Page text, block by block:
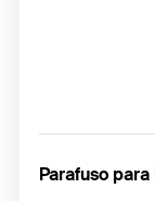
Parafuso